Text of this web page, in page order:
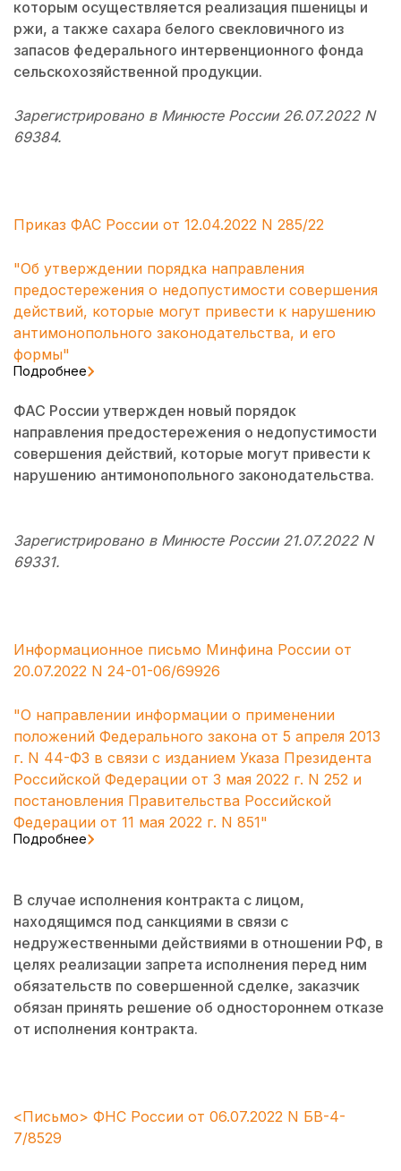
которым осуществляется реализация пшеницы и
ржи, а также сахара белого свекловичного из
запасов федерального интервенционного фонда
сельскохозяйственной продукции.
Зарегистрировано в Минюсте России 26.07.2022 N
69384.
Приказ ФАС России от 12.04.2022 N 285/22
"Об утверждении порядка направления
предостережения о недопустимости совершения
действий, которые могут привести к нарушению
антимонопольного законодательства, и его
формы"
Подробнее
ФАС России утвержден новый порядок
направления предостережения о недопустимости
совершения действий, которые могут привести к
нарушению антимонопольного законодательства.
Зарегистрировано в Минюсте России 21.07.2022 N
69331.
Информационное письмо Минфина России от
20.07.2022 N 24-01-06/69926
"О направлении информации о применении
положений Федерального закона от 5 апреля 2013
г. N 44-ФЗ в связи с изданием Указа Президента
Российской Федерации от 3 мая 2022 г. N 252 и
постановления Правительства Российской
Федерации от 11 мая 2022 г. N 851"
Подробнее
В случае исполнения контракта с лицом,
находящимся под санкциями в связи с
недружественными действиями в отношении РФ, в
целях реализации запрета исполнения перед ним
обязательств по совершенной сделке, заказчик
обязан принять решение об одностороннем отказе
от исполнения контракта.
<Письмо> ФНС России от 06.07.2022 N БВ-4-
7/8529